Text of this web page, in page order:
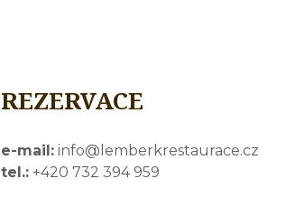
REZERVACE
e-mail: info@lemberkrestaurace.cz
tel.: +420 732 394 959